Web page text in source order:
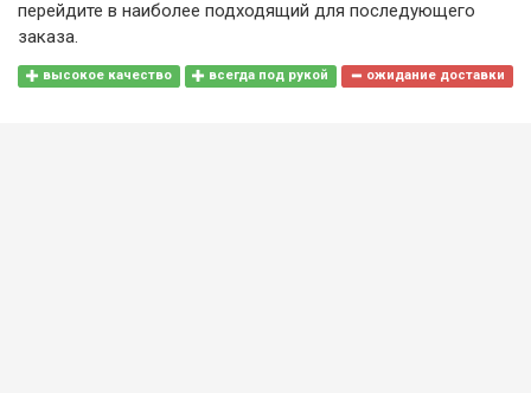
перейдите в наиболее подходящий для последующего
заказа.
высокое качество всегда под рукой ожидание доставки